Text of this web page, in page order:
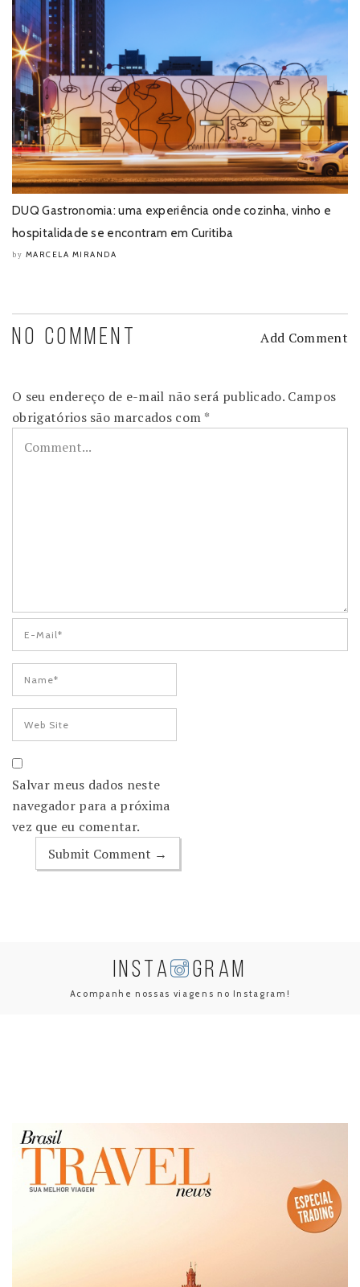
DUQ Gastronomia: uma experiência onde cozinha, vinho e
hospitalidade se encontram em Curitiba
by MARCELA MIRANDA
NO COMMENT Add Comment
O seu endereço de e-mail não será publicado. Campos
obrigatórios são marcados com *
Salvar meus dados neste
navegador para a próxima
vez que eu comentar.
INSTA GRAM
Acompanhe nossas viagens no Instagram!